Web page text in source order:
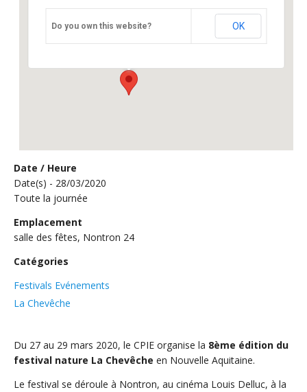
salle des fêtes, Nontron 24
Événements
Do you own this website? OK
Date / Heure
Date(s) - 28/03/2020
Toute la journée
Emplacement
salle des fêtes, Nontron 24
Catégories
Festivals Evénements
La Chevêche
Du 27 au 29 mars 2020, le CPIE organise la 8ème édition du
festival nature La Chevêche en Nouvelle Aquitaine.
Le festival se déroule à Nontron, au cinéma Louis Delluc, à la